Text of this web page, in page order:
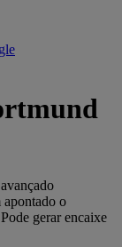
apontado o
gerar encaixe